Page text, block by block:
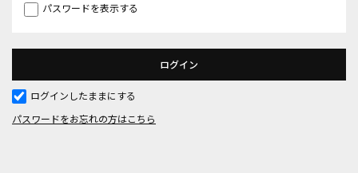
パスワードを表示する
ログインしたままにする
パスワードをお忘れの方はこちら